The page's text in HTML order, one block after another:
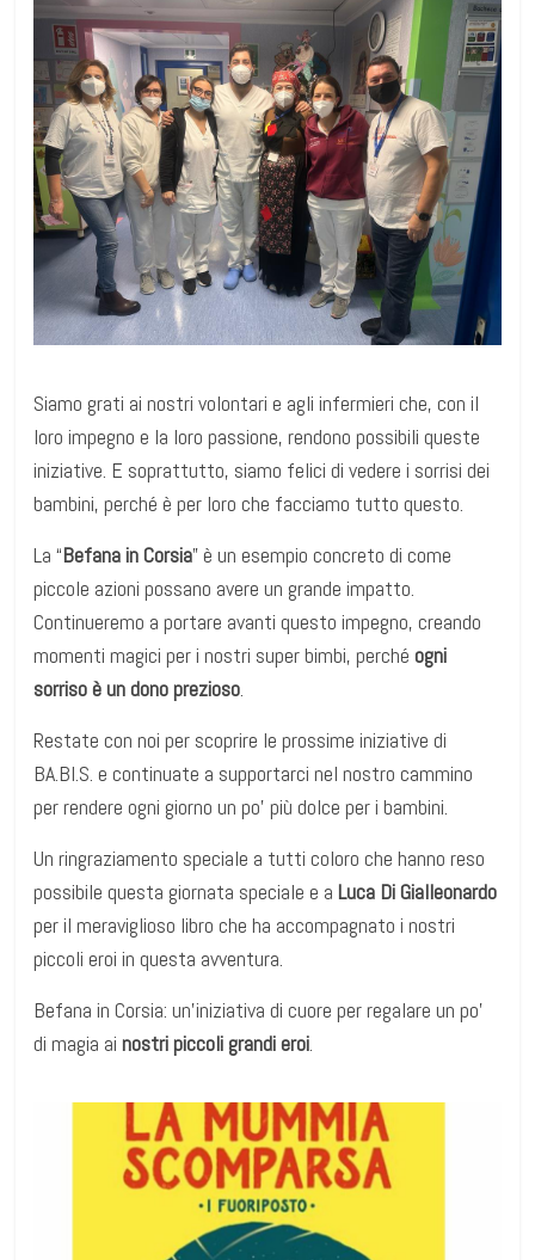
Siamo grati ai nostri volontari e agli infermieri che, con il
loro impegno e la loro passione, rendono possibili queste
iniziative. E soprattutto, siamo felici di vedere i sorrisi dei
bambini, perché è per loro che facciamo tutto questo.
La “Befana in Corsia” è un esempio concreto di come
piccole azioni possano avere un grande impatto.
Continueremo a portare avanti questo impegno, creando
momenti magici per i nostri super bimbi, perchéogni
sorriso è un dono prezioso.
Restate con noi per scoprire le prossime iniziative di
BA.BI.S. e continuate a supportarci nel nostro cammino
per rendere ogni giorno un po’ più dolce per i bambini.
Un ringraziamento speciale a tutti coloro che hanno reso
possibile questa giornata speciale e aLuca Di Gialleonardo
per il meraviglioso libro che ha accompagnato i nostri
piccoli eroi in questa avventura.
Befana in Corsia: un’iniziativa di cuore per regalare un po’
di magia ainostri piccoli grandi eroi.